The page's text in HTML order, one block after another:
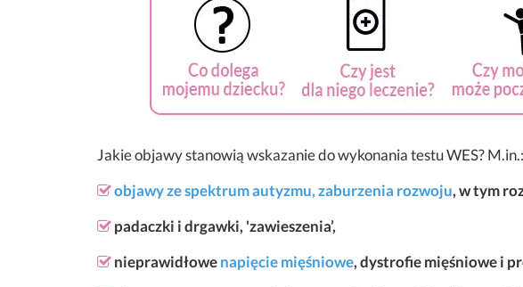
Jakie objawy stanowią wskazanie do wykonania testu WES? M.in.:
objawy ze spektrum autyzmu,zaburzenia rozwoju, w tym
padaczki i drgawki, 'zawieszenia’,
nieprawidłowenapięcie mięśniowe, dystrofie mięśniowe i